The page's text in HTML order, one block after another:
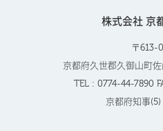
株式会社 京
〒613-
京都府久世郡久御山町
TEL : 0774-44-7890
京都府知事(5)